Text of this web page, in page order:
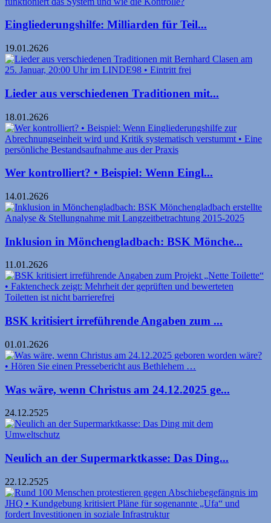
Eingliederungshilfe: Milliarden für Teil...
19.01.2626
Lieder aus verschiedenen Traditionen mit...
18.01.2626
Wer kontrolliert? • Beispiel: Wenn Eingl...
14.01.2626
Inklusion in Mönchengladbach: BSK Mönche...
11.01.2626
BSK kritisiert irreführende Angaben zum ...
01.01.2626
Was wäre, wenn Christus am 24.12.2025 ge...
24.12.2525
Neulich an der Supermarktkasse: Das Ding...
22.12.2525